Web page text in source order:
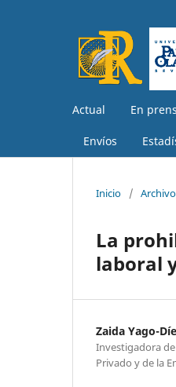
Actual En
Envíos
Inicio /
La
laboral
Zaida Yago-
Investigadora de
Privado y de la